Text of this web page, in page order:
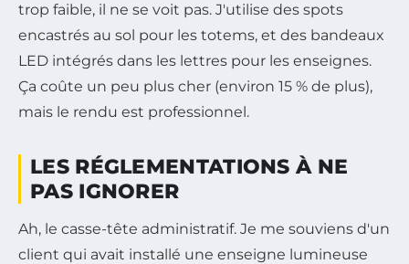
trop faible, il ne se voit pas. J'utilise des spots
encastrés au sol pour les totems, et des bandeaux
LED intégrés dans les lettres pour les enseignes.
Ça coûte un peu plus cher (environ 15 % de plus),
mais le rendu est professionnel.
LES RÉGLEMENTATIONS À NE
PAS IGNORER
Ah, le casse-tête administratif. Je me souviens d'un
client qui avait installé une enseigne lumineuse